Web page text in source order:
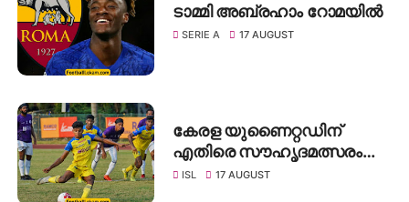
ടാമ്മി അബ്രഹാം റോമയിൽ
SERIE A 17 AUGUST
കേരള യുണൈറ്റഡിന്
എതിരെ സൗഹൃദമത്സരം
കളിക്കാൻ ഒരുങ്ങി ബ്ലാസ്റ്റേഴ്സ്
ISL 17 AUGUST